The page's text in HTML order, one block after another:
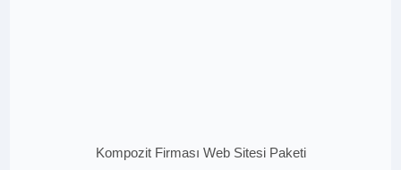
Kompozit Firması Web Sitesi Paketi